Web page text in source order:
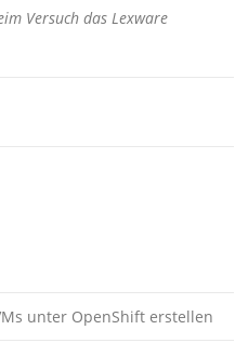
Versuch das Lexware
unter OpenShift erstellen